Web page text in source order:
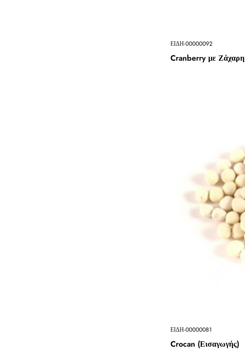
ΕΙΔΗ-00000092
Cranberry με Ζάχαρη
ΕΙΔΗ-00000081
Crocan (Εισαγωγής)